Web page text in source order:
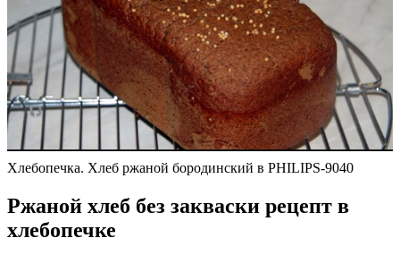
Хлебопечка. Хлеб ржаной бородинский в PHILIPS-9040
Ржаной хлеб без закваски рецепт в
хлебопечке